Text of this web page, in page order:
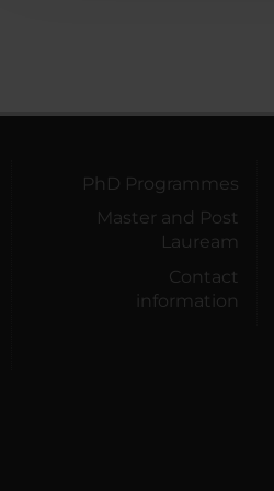
PhD Programmes
Master and Post
Lauream
Contact
information